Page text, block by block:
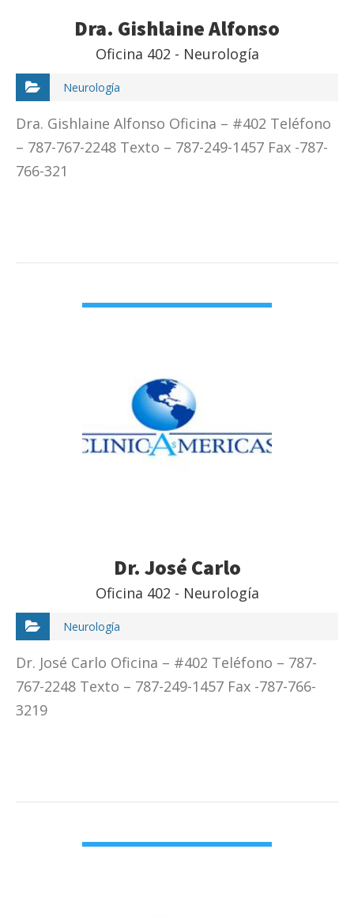
Dra. Gishlaine Alfonso
Oficina 402 - Neurología
Neurología
Dra. Gishlaine Alfonso Oficina – #402 Teléfono
– 787-767-2248 Texto – 787-249-1457 Fax -787-
766-321
Dr. José Carlo
Oficina 402 - Neurología
Neurología
Dr. José Carlo Oficina – #402 Teléfono – 787-
767-2248 Texto – 787-249-1457 Fax -787-766-
3219